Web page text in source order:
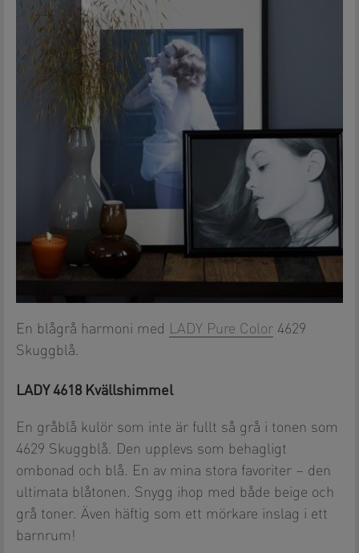
En blågrå harmoni med LADY Pure Color 4629
Skuggblå.
LADY 4618 Kvällshimmel
En gråblå kulör som inte är fullt så grå i tonen som
4629 Skuggblå. Den upplevs som behagligt
ombonad och blå. En av mina stora favoriter – den
ultimata blåtonen. Snygg ihop med både beige och
grå toner. Även häftig som ett mörkare inslag i ett
barnrum!